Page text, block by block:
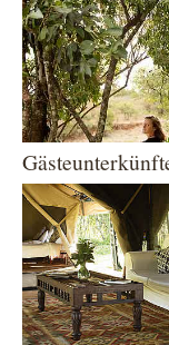
Show larger